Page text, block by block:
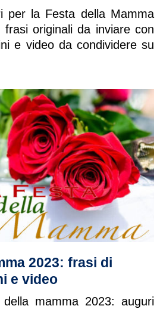
per la Festa della Mamma
frasi originali da inviare con
e video da condividere su
2023: frasi di
e video
mamma 2023: auguri